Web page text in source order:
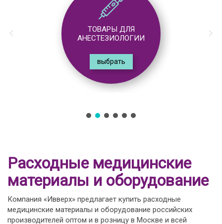
ТОВАРЫ ДЛЯ
АНЕСТЕЗИОЛОГИИ
выбрать
Расходные медицинские
материалы и оборудование
Компания «Ивверх» предлагает купить расходные
медицинские материалы и оборудование российских
производителей оптом и в розницу в Москве и всей